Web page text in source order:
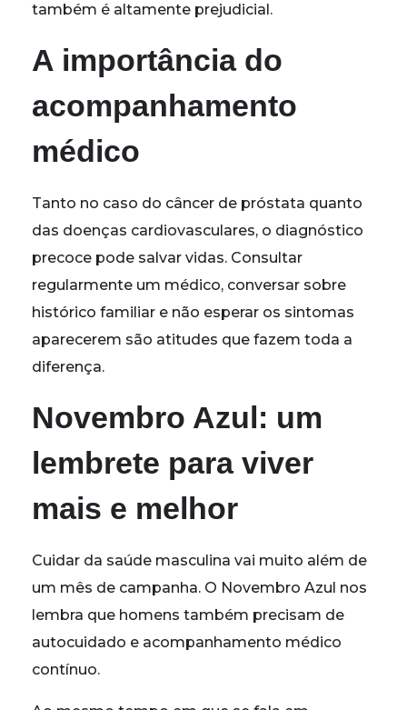
também é altamente prejudicial.
A importância do
acompanhamento
médico
Tanto no caso do câncer de próstata quanto
das doenças cardiovasculares, o diagnóstico
precoce pode salvar vidas. Consultar
regularmente um médico, conversar sobre
histórico familiar e não esperar os sintomas
aparecerem são atitudes que fazem toda a
diferença.
Novembro Azul: um
lembrete para viver
mais e melhor
Cuidar da saúde masculina vai muito além de
um mês de campanha. O Novembro Azul nos
lembra que homens também precisam de
autocuidado e acompanhamento médico
contínuo.